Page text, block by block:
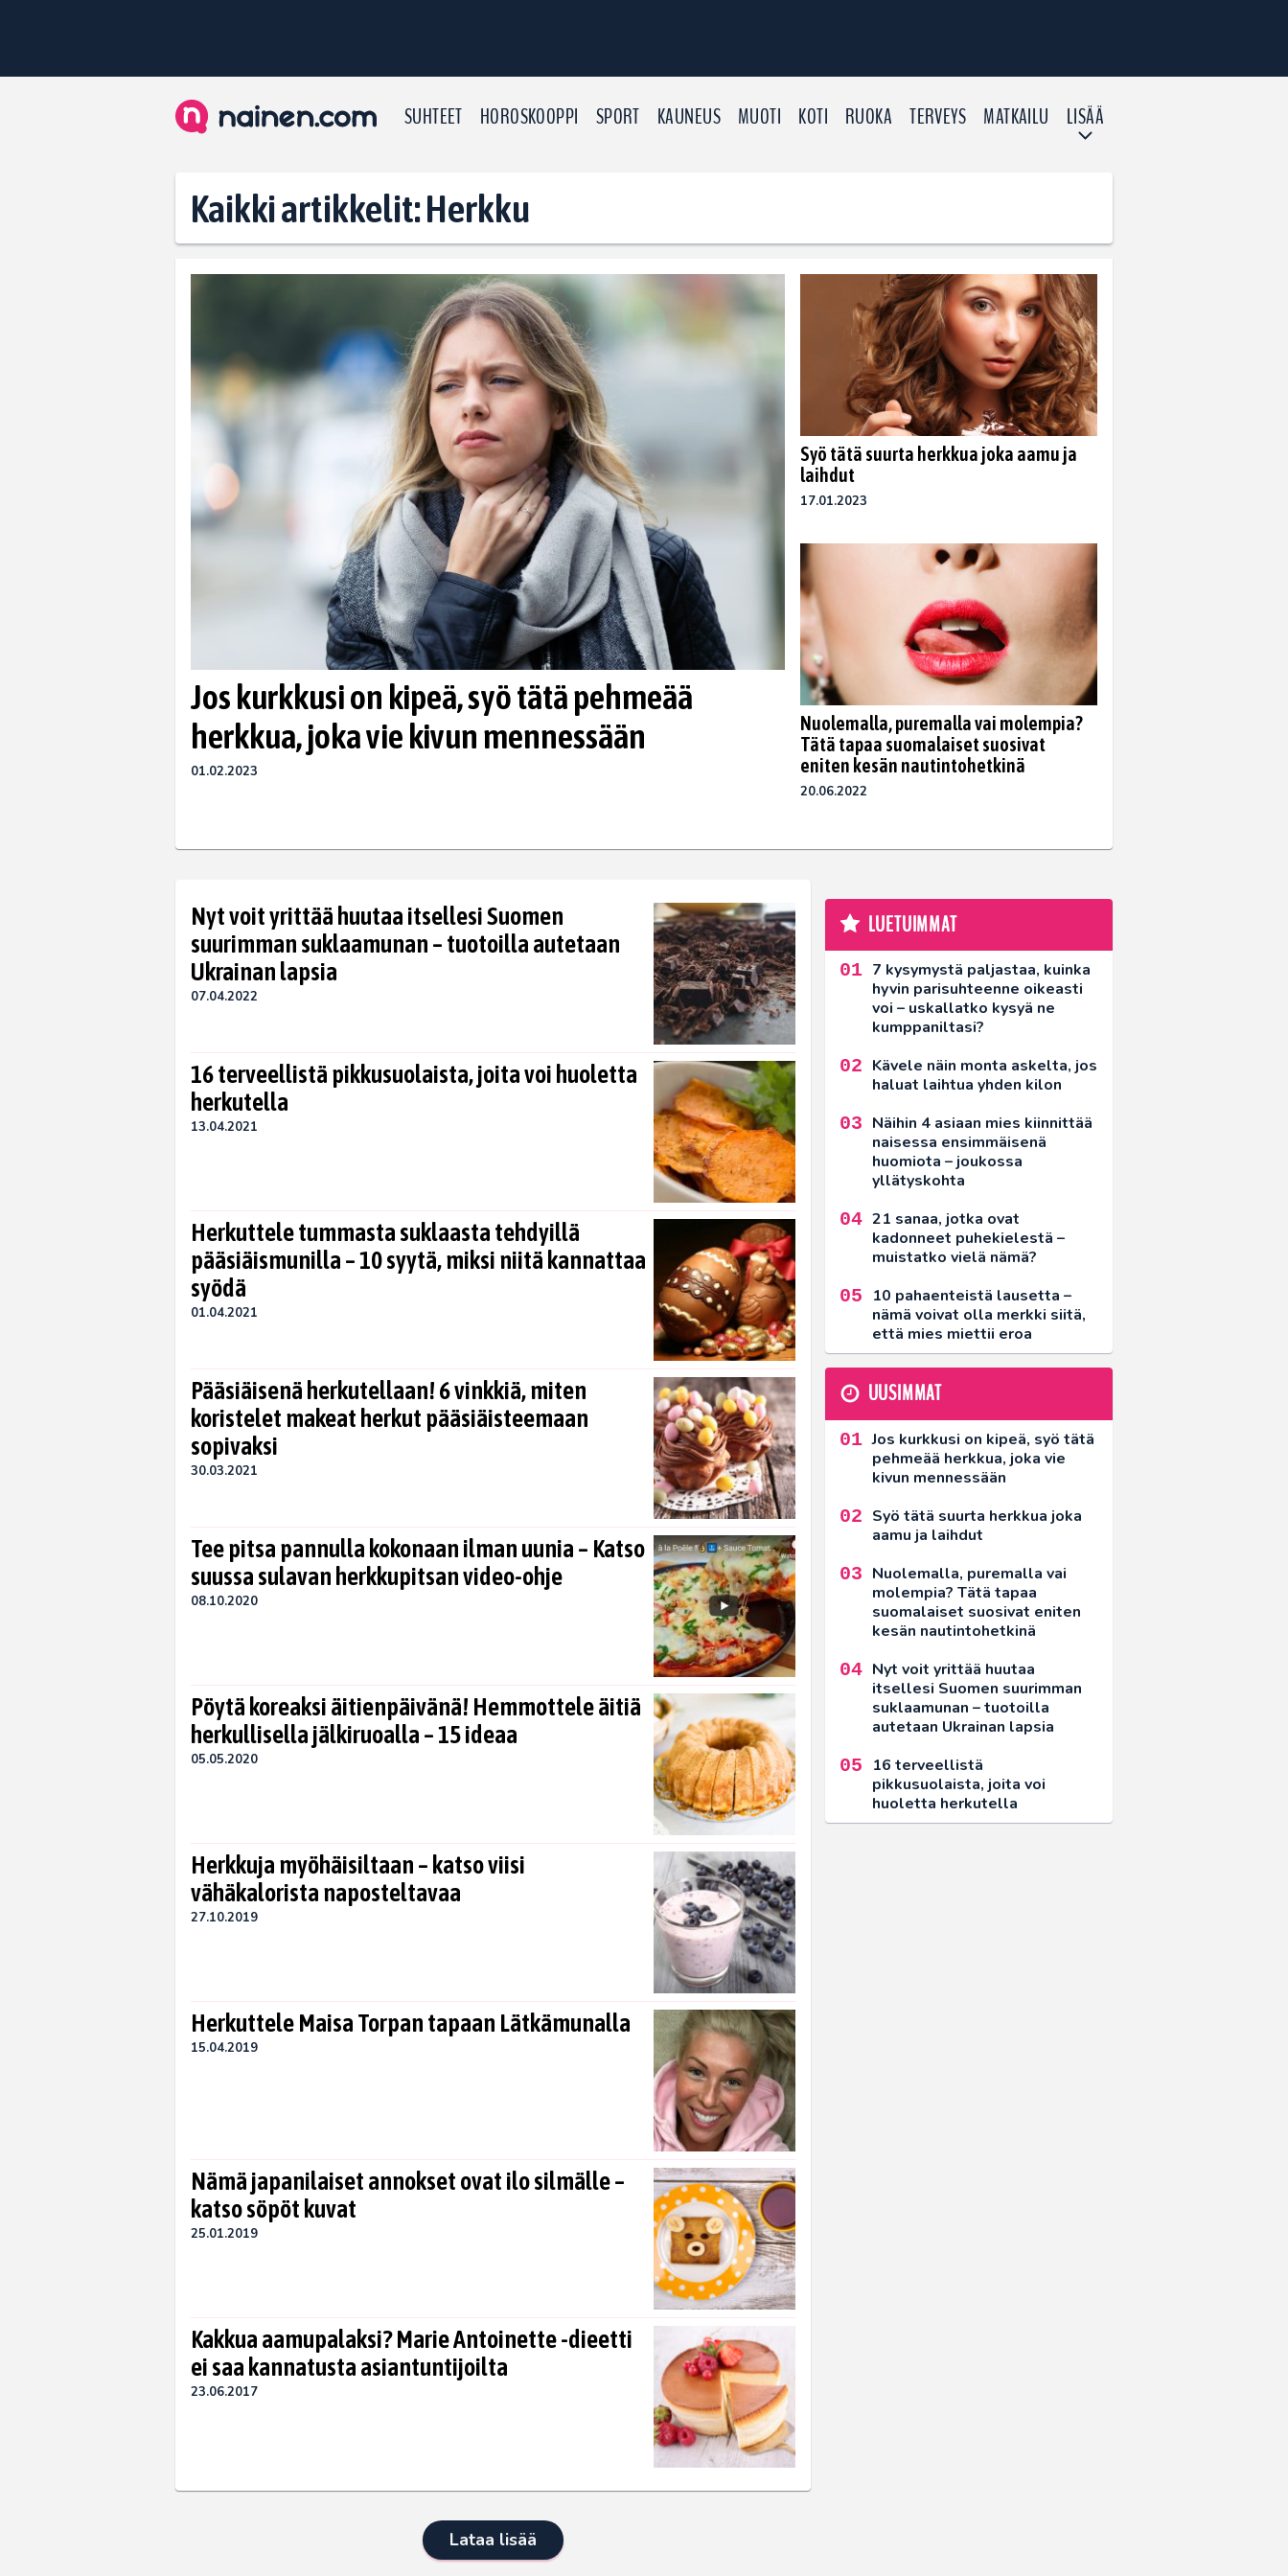
SUHTEET HOROSKOOPPI SPORT KAUNEUS MUOTI KOTI RUOKA TERVEYS MATKAILU LISÄÄ
Kaikki artikkelit: Herkku
Jos kurkkusi on kipeä, syö tätä pehmeää
herkkua, joka vie kivun mennessään
01.02.2023
Syö tätä suurta herkkua joka aamu ja
laihdut
17.01.2023
Nuolemalla, puremalla vai molempia?
Tätä tapaa suomalaiset suosivat
eniten kesän nautintohetkinä
20.06.2022
Nyt voit yrittää huutaa itsellesi Suomen
suurimman suklaamunan – tuotoilla autetaan
Ukrainan lapsia
07.04.2022
16 terveellistä pikkusuolaista, joita voi huoletta
herkutella
13.04.2021
Herkuttele tummasta suklaasta tehdyillä
pääsiäismunilla – 10 syytä, miksi niitä kannattaa
syödä
01.04.2021
Pääsiäisenä herkutellaan! 6 vinkkiä, miten
koristelet makeat herkut pääsiäisteemaan
sopivaksi
30.03.2021
Tee pitsa pannulla kokonaan ilman uunia – Katso
suussa sulavan herkkupitsan video-ohje
08.10.2020
Pöytä koreaksi äitienpäivänä! Hemmottele äitiä
herkullisella jälkiruoalla – 15 ideaa
05.05.2020
Herkkuja myöhäisiltaan – katso viisi
vähäkalorista naposteltavaa
27.10.2019
Herkuttele Maisa Torpan tapaan Lätkämunalla
15.04.2019
Nämä japanilaiset annokset ovat ilo silmälle –
katso söpöt kuvat
25.01.2019
Kakkua aamupalaksi? Marie Antoinette -dieetti
ei saa kannatusta asiantuntijoilta
23.06.2017
Lataa lisää
LUETUIMMAT
7 kysymystä paljastaa, kuinka
hyvin parisuhteenne oikeasti
voi – uskallatko kysyä ne
kumppaniltasi?
Kävele näin monta askelta, jos
haluat laihtua yhden kilon
Näihin 4 asiaan mies kiinnittää
naisessa ensimmäisenä
huomiota – joukossa
yllätyskohta
21 sanaa, jotka ovat
kadonneet puhekielestä –
muistatko vielä nämä?
10 pahaenteistä lausetta –
nämä voivat olla merkki siitä,
että mies miettii eroa
UUSIMMAT
Jos kurkkusi on kipeä, syö tätä
pehmeää herkkua, joka vie
kivun mennessään
Syö tätä suurta herkkua joka
aamu ja laihdut
Nuolemalla, puremalla vai
molempia? Tätä tapaa
suomalaiset suosivat eniten
kesän nautintohetkinä
Nyt voit yrittää huutaa
itsellesi Suomen suurimman
suklaamunan – tuotoilla
autetaan Ukrainan lapsia
16 terveellistä
pikkusuolaista, joita voi
huoletta herkutella